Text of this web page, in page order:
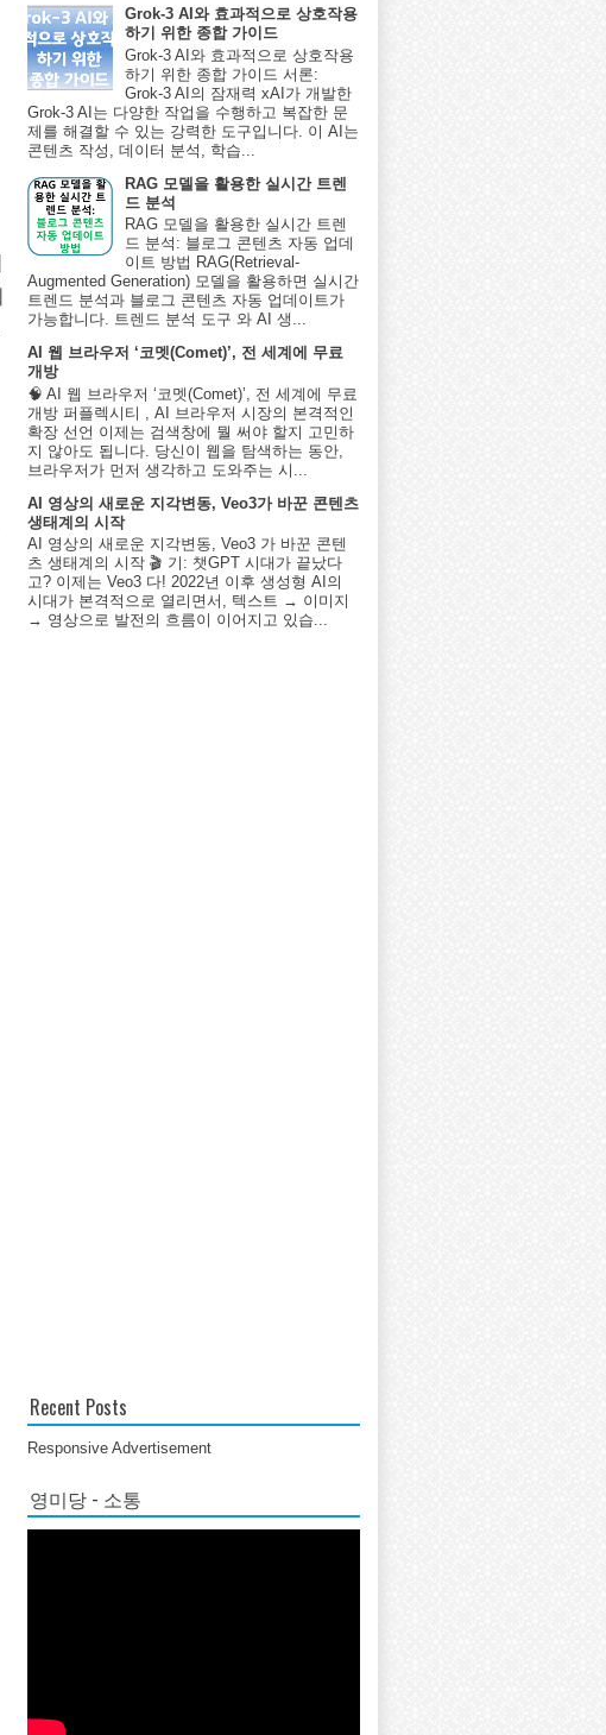
Grok-3 AI와 효과적으로 상호작용
하기 위한 종합 가이드
Grok-3 AI와 효과적으로 상호작용
하기 위한 종합 가이드 서론:
Grok-3 AI의 잠재력 xAI가 개발한
Grok-3 AI는 다양한 작업을 수행하고 복잡한 문
제를 해결할 수 있는 강력한 도구입니다. 이 AI는
콘텐츠 작성, 데이터 분석, 학습...
RAG 모델을 활용한 실시간 트렌
드 분석
RAG 모델을 활용한 실시간 트렌
드 분석: 블로그 콘텐츠 자동 업데
이트 방법 RAG(Retrieval-
Augmented Generation) 모델을 활용하면 실시간
트렌드 분석과 블로그 콘텐츠 자동 업데이트가
가능합니다. 트렌드 분석 도구 와 AI 생...
AI 웹 브라우저 ‘코멧(Comet)’, 전 세계에 무료
개방
🧠 AI 웹 브라우저 ‘코멧(Comet)’, 전 세계에 무료
개방 퍼플렉시티 , AI 브라우저 시장의 본격적인
확장 선언 이제는 검색창에 뭘 써야 할지 고민하
지 않아도 됩니다. 당신이 웹을 탐색하는 동안,
브라우저가 먼저 생각하고 도와주는 시...
AI 영상의 새로운 지각변동, Veo3가 바꾼 콘텐츠
생태계의 시작
AI 영상의 새로운 지각변동, Veo3 가 바꾼 콘텐
츠 생태계의 시작 🎬 기: 챗GPT 시대가 끝났다
고? 이제는 Veo3 다! 2022년 이후 생성형 AI의
시대가 본격적으로 열리면서, 텍스트 → 이미지
→ 영상으로 발전의 흐름이 이어지고 있습...
Recent Posts
Responsive Advertisement
영미당 - 소통